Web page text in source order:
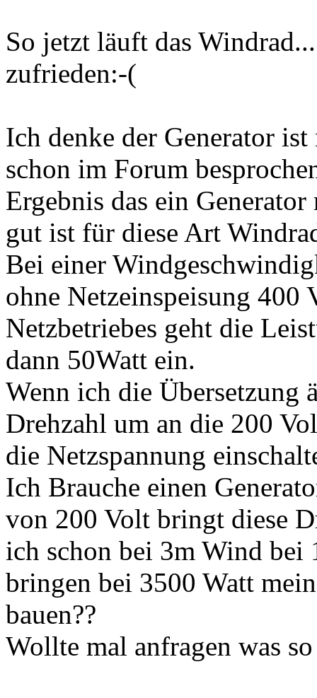
So jetzt läuft das
zufrieden:-(
Ich denke der Generator
schon im Forum
Ergebnis das ein
gut ist für diese Art
Bei einer
ohne Netzeinspeisung 400
Netzbetriebes geht die
dann 50Watt ein.
Wenn ich die Übersetzung
Drehzahl um an die 200
die Netzspannung
Ich Brauche einen
von 200 Volt bringt diese
ich schon bei 3m Wind
bringen bei 3500 Watt
bauen??
Wollte mal anfragen was